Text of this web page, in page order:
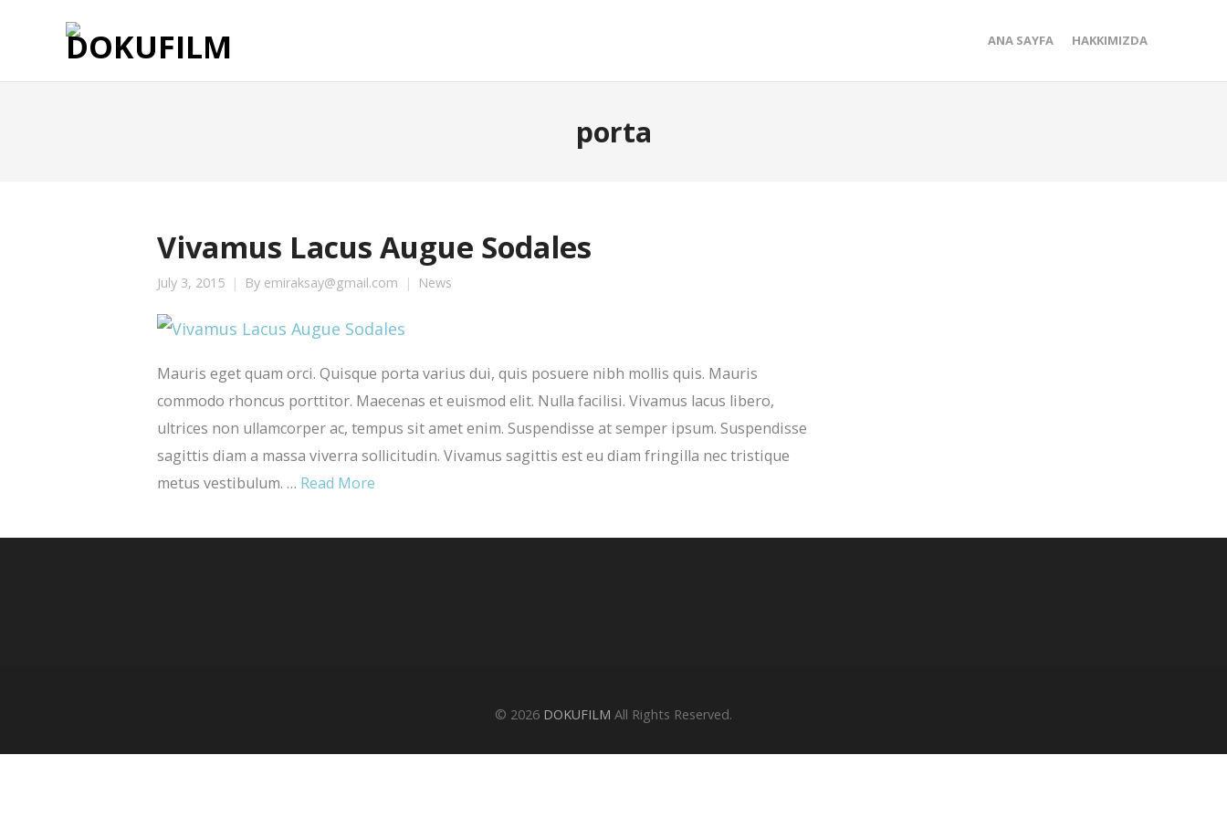
ANA SAYFA HAKKIMIZDA
porta
Vivamus Lacus Augue Sodales
July 3, 2015 By emiraksay@gmail.com News
Mauris eget quam orci. Quisque porta varius dui, quis posuere nibh mollis quis. Mauris
commodo rhoncus porttitor. Maecenas et euismod elit. Nulla facilisi. Vivamus lacus libero,
ultrices non ullamcorper ac, tempus sit amet enim. Suspendisse at semper ipsum. Suspendisse
sagittis diam a massa viverra sollicitudin. Vivamus sagittis est eu diam fringilla nec tristique
metus vestibulum. … Read More
© 2026 DOKUFILM All Rights Reserved.